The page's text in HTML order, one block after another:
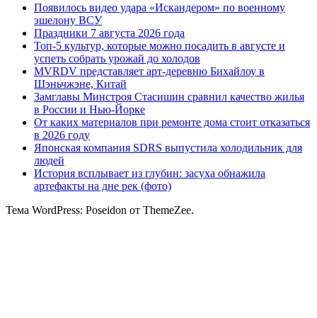
Появилось видео удара «Искандером» по военному
эшелону ВСУ
Праздники 7 августа 2026 года
Топ-5 культур, которые можно посадить в августе и
успеть собрать урожай до холодов
MVRDV представляет арт-деревню Бихайлоу в
Шэньчжэне, Китай
Замглавы Минстроя Стасишин сравнил качество жилья
в России и Нью-Йорке
От каких материалов при ремонте дома стоит отказаться
в 2026 году
Японская компания SDRS выпустила холодильник для
людей
История всплывает из глубин: засуха обнажила
артефакты на дне рек (фото)
Тема WordPress: Poseidon от ThemeZee.